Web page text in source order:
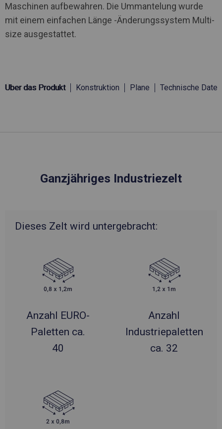
Maschinen aufbewahren. Die Ummantelung wurde
mit einem einfachen Länge -Änderungssystem Multi-
size ausgestattet.
Über das Produkt Konstruktion Plane Technische Daten
Ganzjähriges Industriezelt
Dieses Zelt wird untergebracht:
Anzahl EURO-
Paletten ca.
40
Anzahl
Industriepaletten
ca. 32